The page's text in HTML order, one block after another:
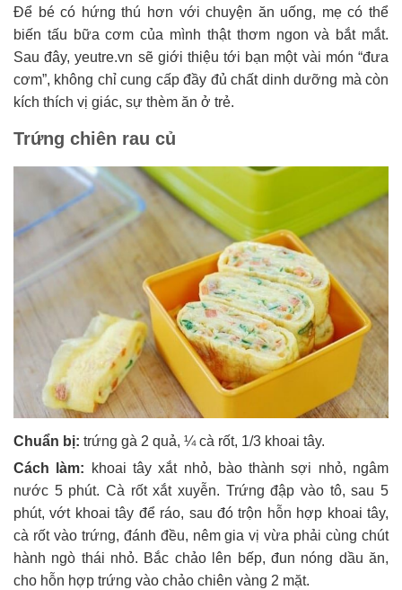
Để bé có hứng thú hơn với chuyện ăn uống, mẹ có thể
biến tấu bữa cơm của mình thật thơm ngon và bắt mắt.
Sau đây, yeutre.vn sẽ giới thiệu tới bạn một vài món “đưa
cơm”, không chỉ cung cấp đầy đủ chất dinh dưỡng mà còn
kích thích vị giác, sự thèm ăn ở trẻ.
Trứng chiên rau củ
Chuẩn bị: trứng gà 2 quả, ¼ cà rốt, 1/3 khoai tây.
Cách làm: khoai tây xắt nhỏ, bào thành sợi nhỏ, ngâm
nước 5 phút. Cà rốt xắt xuyễn. Trứng đập vào tô, sau 5
phút, vớt khoai tây để ráo, sau đó trộn hỗn hợp khoai tây,
cà rốt vào trứng, đánh đều, nêm gia vị vừa phải cùng chút
hành ngò thái nhỏ. Bắc chảo lên bếp, đun nóng dầu ăn,
cho hỗn hợp trứng vào chảo chiên vàng 2 mặt.